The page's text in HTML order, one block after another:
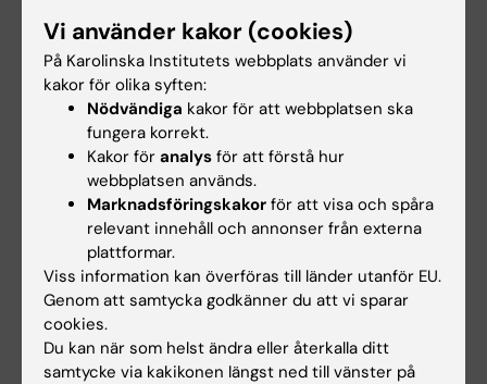
Jochnick Foundation, Leif Lundblad med
familj, Region Stockholm, Knut och Alice
Wallenbergs stiftelse, SciLifeLab, Familjen
Erling-Perssons Stiftelse, Svenska Sällskapet
för Medicinsk Forskning, Vetenskapsrådet
samt Atlas Copco.
Ursprunglig
nyhetskälla:https://www.ds.se/om-
oss/press2/#/pressreleases/bred-
immunitet-mot-covi…
Vi använder kakor (cookies)
På Karolinska Institutets webbplats använder vi
kakor för olika syften:
Nödvändiga kakor för att webbplatsen ska
fungera korrekt.
Kakor för analys för att förstå hur
webbplatsen används.
Marknadsföringskakor för att visa och spåra
relevant innehåll och annonser från externa
plattformar.
Viss information kan överföras till länder utanför EU.
Genom att samtycka godkänner du att vi sparar
cookies.
Du kan när som helst ändra eller återkalla ditt
samtycke via kakikonen längst ned till vänster på